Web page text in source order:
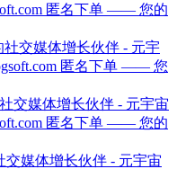
匿名下单 —— 您的
交媒体增长伙伴 - 元宇
匿名下单 —— 您
交媒体增长伙伴 - 元宇宙
匿名下单 —— 您的
媒体增长伙伴 - 元宇宙